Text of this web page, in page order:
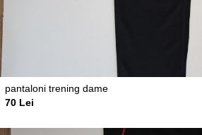
pantaloni trening dame
70 Lei